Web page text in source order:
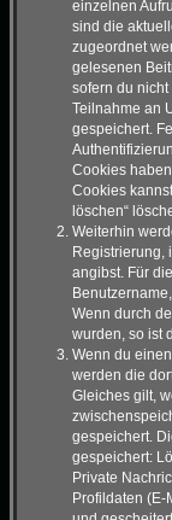
einzelnen
sind die
zugeordnet
gelesenen
sofern du
Teilnahme an
gespeichert.
Cookies
Cookies
löschen“
Weiterhin
Registrierung,
angibst. Für
Wenn durch
wurden, so ist
Wenn du
werden die
Gleiches gilt,
gespeichert.
gespeichert:
Private
Profildaten (E-